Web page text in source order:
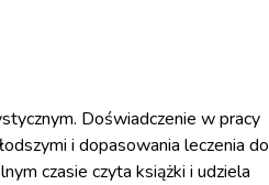
Doświadczenie w pracy
i dopasowania leczenia do
czasie czyta książki i udziela